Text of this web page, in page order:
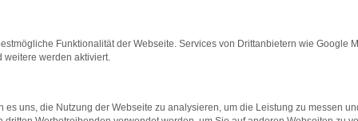
bestimmter Seiten verhindern. Funktioniert die Seite in
beheben.
auf dem neuesten Stand sind.
kann auch dazu führen, dass bestimmte Funktionen
Funktionalität der Webseite. Services von Drittanbietern wie Google
weitere werden aktiviert.
es uns, die Nutzung der Webseite zu analysieren, um die Leistung zu messen